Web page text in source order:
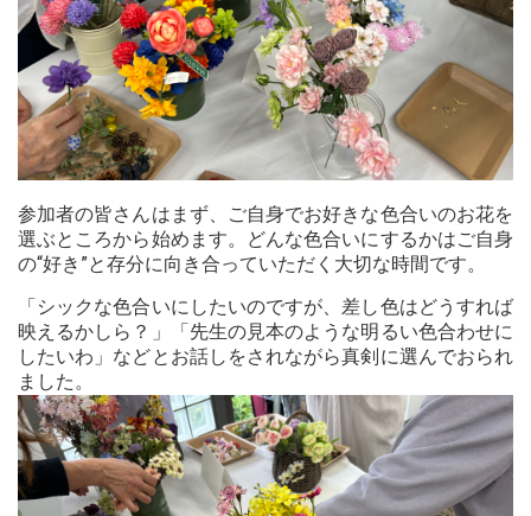
参加者の皆さんはまず、ご自身でお好きな色合いのお花を
選ぶところから始めます。どんな色合いにするかはご自身
の“好き”と存分に向き合っていただく大切な時間です。
「シックな色合いにしたいのですが、差し色はどうすれば
映えるかしら？」「先生の見本のような明るい色合わせに
したいわ」などとお話しをされながら真剣に選んでおられ
ました。